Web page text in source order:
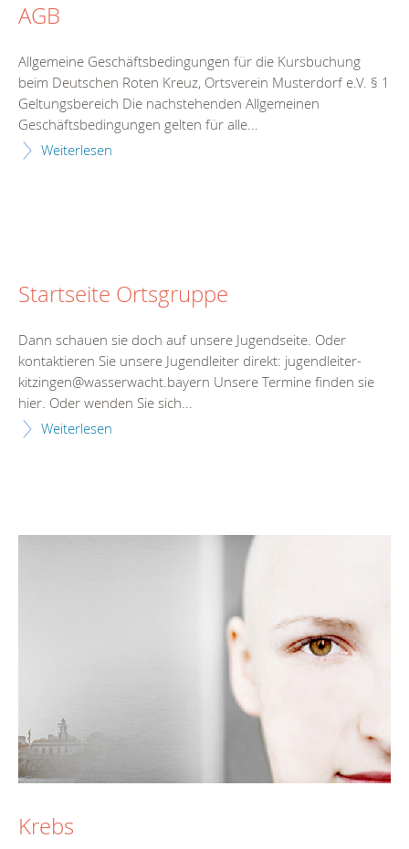
AGB
Allgemeine Geschäftsbedingungen für die Kursbuchung
beim Deutschen Roten Kreuz, Ortsverein Musterdorf e.V. § 1
Geltungsbereich Die nachstehenden Allgemeinen
Geschäftsbedingungen gelten für alle...
Weiterlesen
Startseite Ortsgruppe
Dann schauen sie doch auf unsere Jugendseite. Oder
kontaktieren Sie unsere Jugendleiter direkt: jugendleiter-
kitzingen@wasserwacht.bayern Unsere Termine finden sie
hier. Oder wenden Sie sich...
Weiterlesen
Krebs